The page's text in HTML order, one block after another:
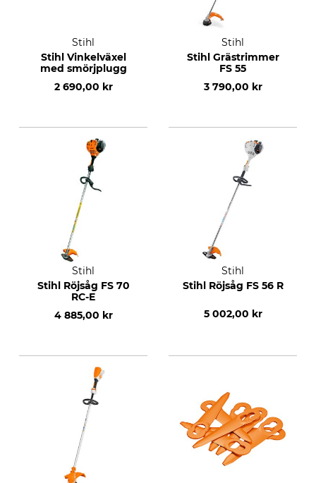
Stihl
Stihl Vinkelväxel
med smörjplugg
2 690,00 kr
Stihl
Stihl Grästrimmer
FS 55
3 790,00 kr
Stihl
Stihl Röjsåg FS 70
RC-E
4 885,00 kr
Stihl
Stihl Röjsåg FS 56 R
5 002,00 kr